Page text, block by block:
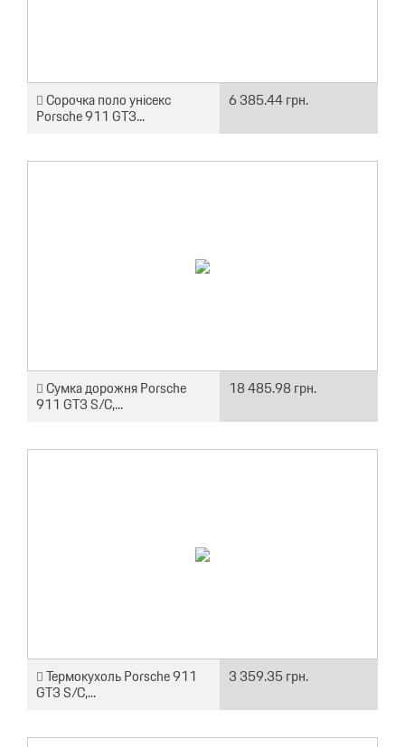
Сорочка поло унісекс
Porsche 911 GT3...
6 385.44 грн.
Сумка дорожня Porsche
911 GT3 S/C,...
18 485.98 грн.
Термокухоль Porsche 911
GT3 S/C,...
3 359.35 грн.